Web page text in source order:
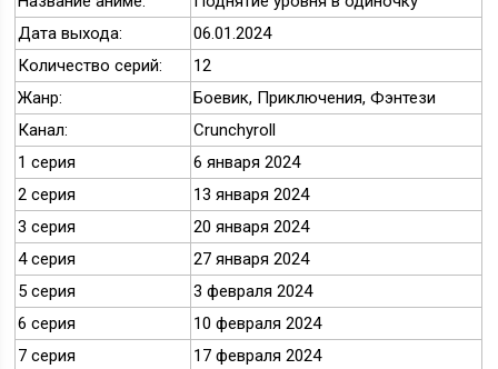
Дата выхода:
06.01.2024
Количество серий:
12
Жанр:
Боевик, Приключения, Фэнтези
Канал:
Crunchyroll
1 серия
6 января 2024
2 серия
13 января 2024
3 серия
20 января 2024
4 серия
27 января 2024
5 серия
3 февраля 2024
6 серия
10 февраля 2024
7 серия
17 февраля 2024